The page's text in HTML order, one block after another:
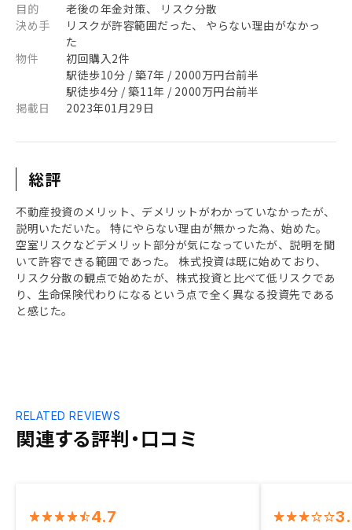
目的
老後の年金対策、 リスク分散
決め手
リスクが許容範囲だった、 やらない理由がなかっ
た
物件
初回購入2件
駅徒歩10分 / 築7年 / 2000万円台前半
駅徒歩4分 / 築11年 / 2000万円台前半
掲載日
2023年01月29日
総評
不動産投資のメリット、デメリットがわかっていなかったが、
説明いただいた。 特にやらない理由が無かった為、始めた。
空室リスクなどデメリット部分が気になっていたが、説明を聞
いて許容できる範囲であった。 株式投資は既に始めており、
リスク分散の観点で始めたが、株式投資と比べて低リスクであ
り、生命保険代わりになるという点で全く異なる投資先である
と感じた。
関連する評判・口コミ
RELATED REVIEWS
4.7